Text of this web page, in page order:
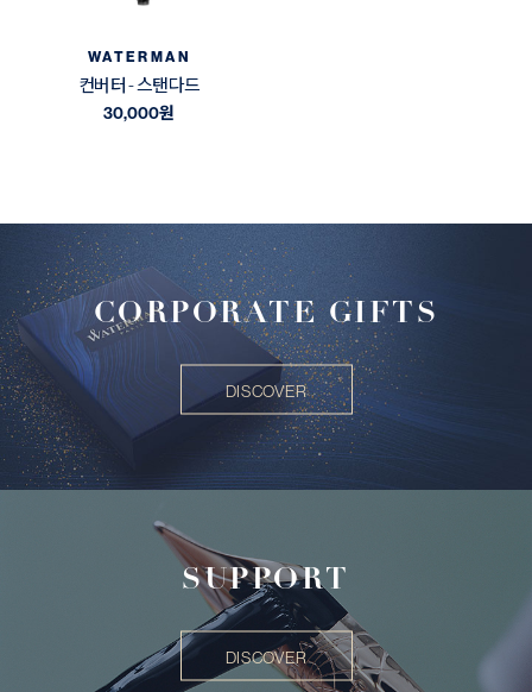
WATERMAN
컨버터 - 스탠다드
30,000원
CORPORATE GIFTS
DISCOVER
SUPPORT
DISCOVER